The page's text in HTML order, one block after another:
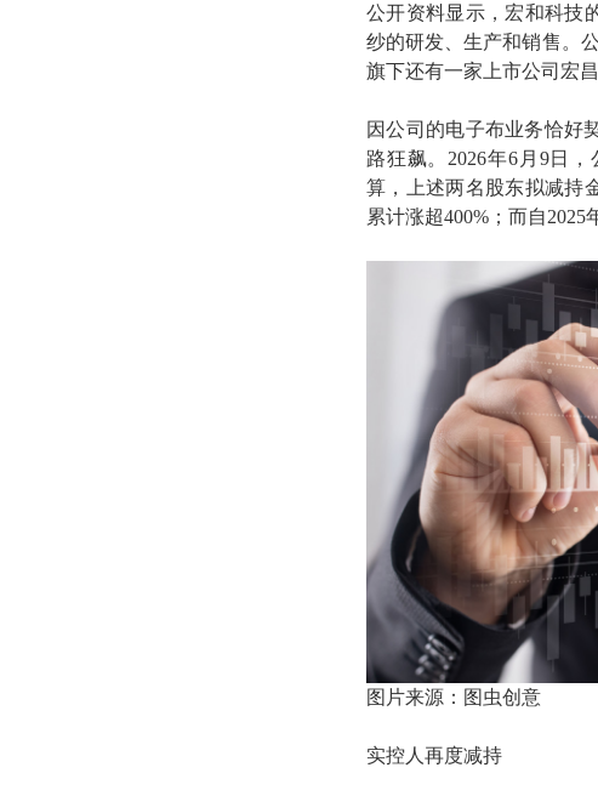
公开资料显示，宏和科技
纱的研发、生产和销售。
旗下还有一家上市公司宏昌
因公司的电子布业务恰好
路狂飙。2026年6月9日
算，上述两名股东拟减持
累计涨超400%；而自2025
图片来源：图虫创意
实控人再度减持